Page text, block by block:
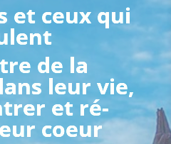
et ceux qui
de la
leur vie,
etré-
coeur